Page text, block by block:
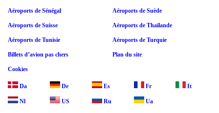
Aéroports de Sénégal Aéroports de Suède
Aéroports de Suisse Aéroports de Thaïlande
Aéroports de Tunisie Aéroports de Turquie
Billets d’avion pas chers Plan du site
Cookies
Da De Es Fr It
Nl US Ru Ua